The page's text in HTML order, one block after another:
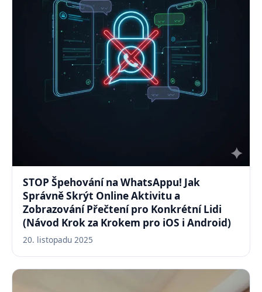
STOP Špehování na WhatsAppu! Jak
Správně Skrýt Online Aktivitu a
Zobrazování Přečtení pro Konkrétní Lidi
(Návod Krok za Krokem pro iOS i Android)
20. listopadu 2025